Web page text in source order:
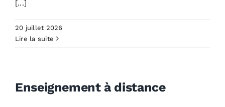
Actualités
[...]
20 juillet 2026
Lire la suite
Enseignement à distance